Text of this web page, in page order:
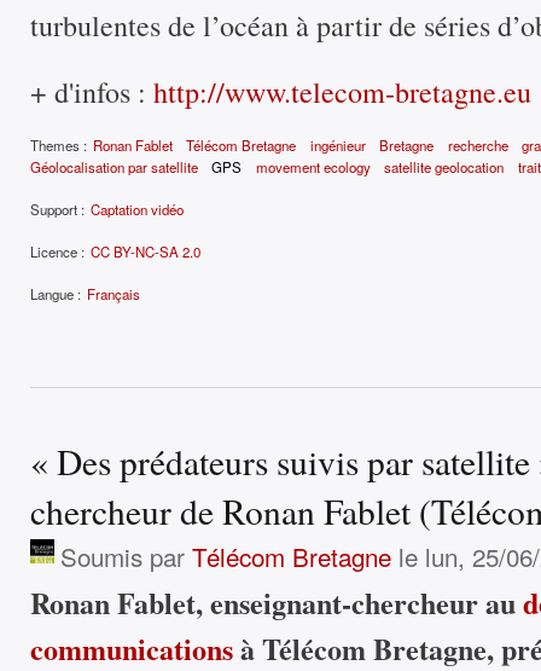
turbulentes de l’océan à partir de séries
+ d'infos : http://www.telecom-bretagne.eu
Themes : Ronan Fablet Télécom Bretagne ingénieur Bretagne recherche
Géolocalisation par satellite
GPS movement ecology satellite geolocation
Support : Captation vidéo
Licence : CC BY-NC-SA 2.0
Langue : Français
« Des prédateurs suivis par
chercheur de Ronan Fablet
Soumis par Télécom Bretagne le lun, 25/
Ronan Fablet, enseignant-chercheur au
communicationsà Télécom Bretagne,